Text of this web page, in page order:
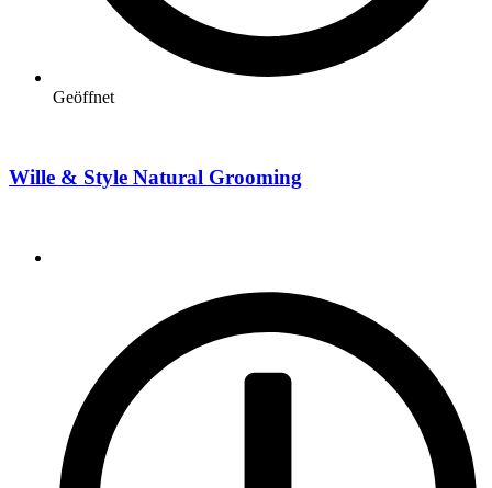
Geöffnet
Wille & Style Natural Grooming